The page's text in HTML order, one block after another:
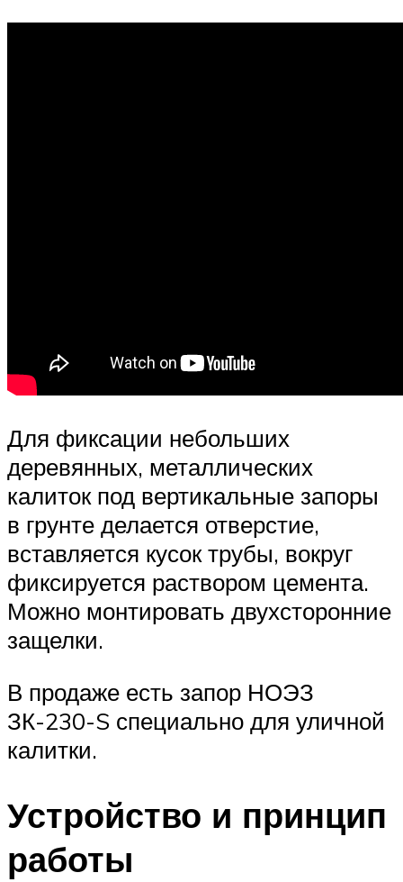
Для фиксации небольших
деревянных, металлических
калиток под вертикальные запоры
в грунте делается отверстие,
вставляется кусок трубы, вокруг
фиксируется раствором цемента.
Можно монтировать двухсторонние
защелки.
В продаже есть запор НОЭЗ
ЗК-230-S специально для уличной
калитки.
Устройство и принцип
работы